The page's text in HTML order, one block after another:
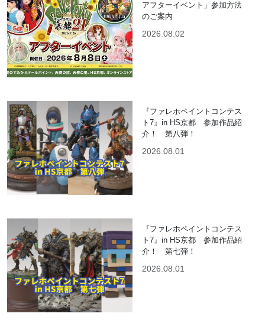
アフターイベント」参加方法
のご案内
2026.08.02
『ファレホペイントコンテス
ト7』in HS京都 参加作品紹
介！ 第八弾！
2026.08.01
『ファレホペイントコンテス
ト7』in HS京都 参加作品紹
介！ 第七弾！
2026.08.01